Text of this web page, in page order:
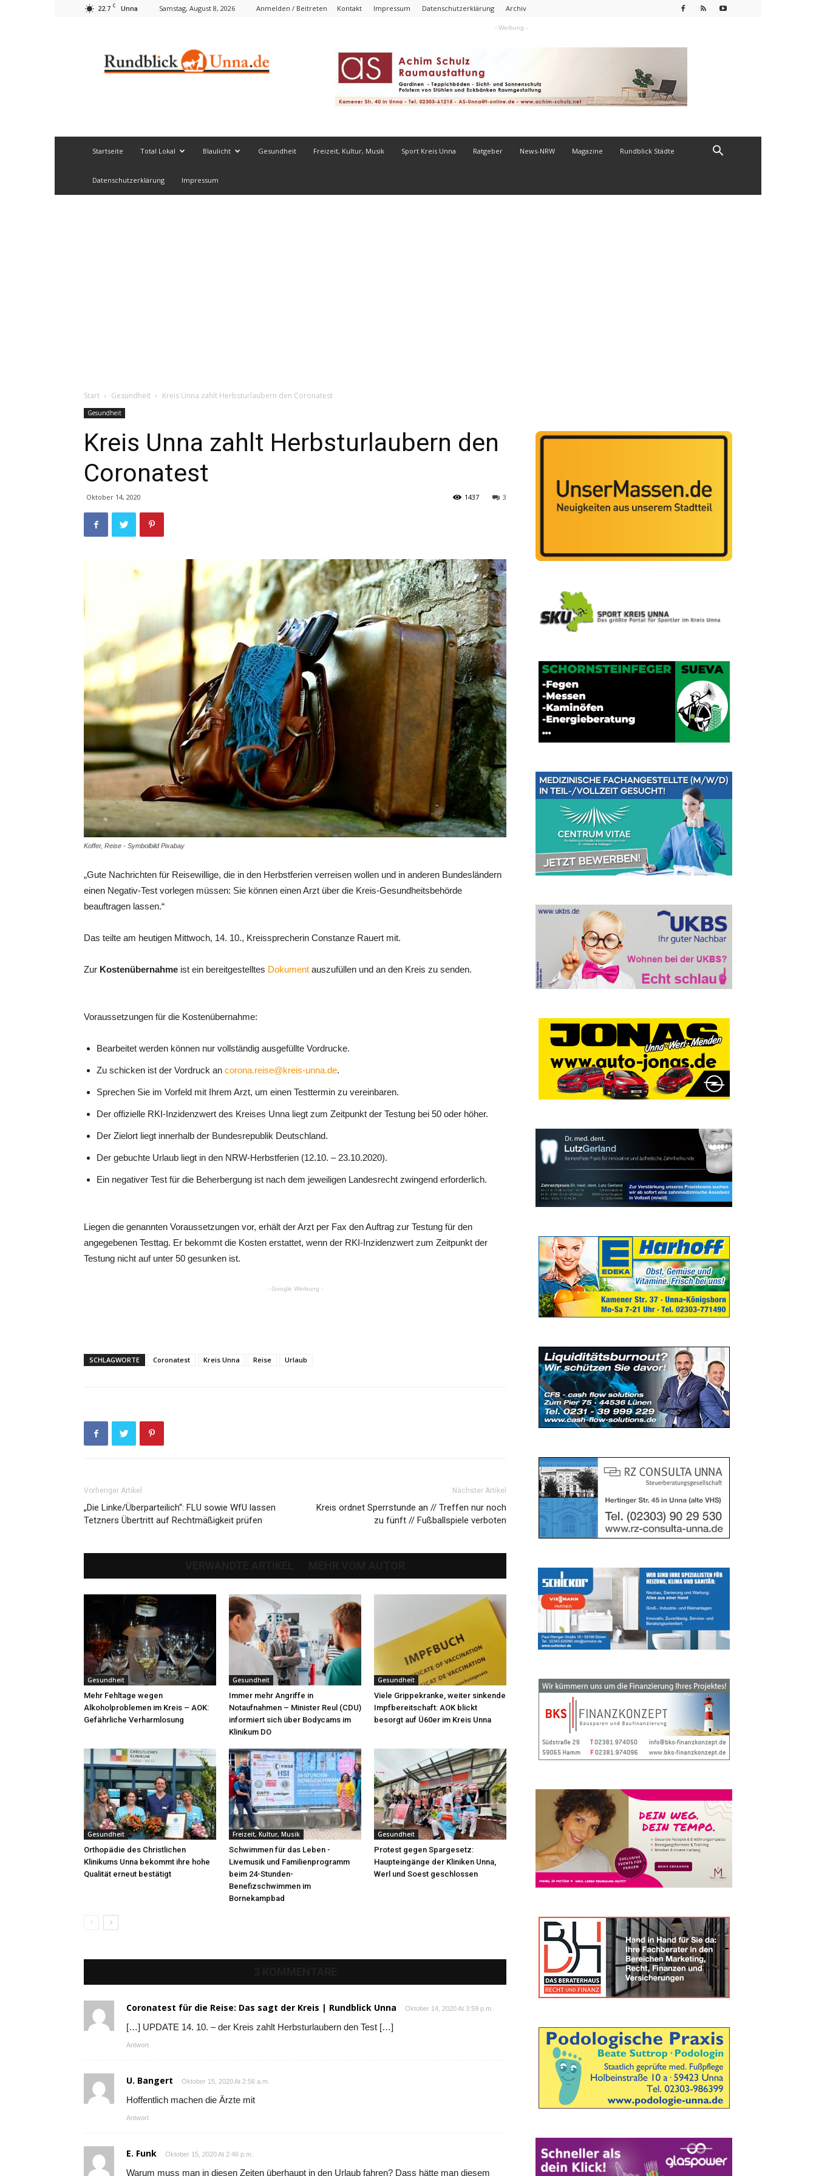
22.7 C Unna Samstag, August 8, 2026 Anmelden / Beitreten Kontakt Impressum Datenschutzerklärung Archiv
- Werbung -
Startseite Total Lokal Blaulicht Gesundheit Freizeit, Kultur, Musik Sport Kreis Unna Ratgeber News-NRW Magazine Rundblick Städte
Datenschutzerklärung Impressum
Start Gesundheit Kreis Unna zahlt Herbsturlaubern den Coronatest
Gesundheit
Kreis Unna zahlt Herbsturlaubern den
Coronatest
Oktober 14, 2020 3
1437
Koffer, Reise - Symbolbild Pixabay
„Gute Nachrichten für Reisewillige, die in den Herbstferien verreisen wollen und in anderen Bundesländern
einen Negativ-Test vorlegen müssen: Sie können einen Arzt über die Kreis-Gesundheitsbehörde
beauftragen lassen.“
Das teilte am heutigen Mittwoch, 14. 10., Kreissprecherin Constanze Rauert mit.
Zur Kostenübernahme ist ein bereitgestelltes Dokument auszufüllen und an den Kreis zu senden.
Voraussetzungen für die Kostenübernahme:
Bearbeitet werden können nur vollständig ausgefüllte Vordrucke.
Zu schicken ist der Vordruck an corona.reise@kreis-unna.de.
Sprechen Sie im Vorfeld mit Ihrem Arzt, um einen Testtermin zu vereinbaren.
Der offizielle RKI-Inzidenzwert des Kreises Unna liegt zum Zeitpunkt der Testung bei 50 oder höher.
Der Zielort liegt innerhalb der Bundesrepublik Deutschland.
Der gebuchte Urlaub liegt in den NRW-Herbstferien (12.10. – 23.10.2020).
Ein negativer Test für die Beherbergung ist nach dem jeweiligen Landesrecht zwingend erforderlich.
Liegen die genannten Voraussetzungen vor, erhält der Arzt per Fax den Auftrag zur Testung für den
angegebenen Testtag. Er bekommt die Kosten erstattet, wenn der RKI-Inzidenzwert zum Zeitpunkt der
Testung nicht auf unter 50 gesunken ist.
- Google Werbung -
SCHLAGWORTE Coronatest Kreis Unna Reise Urlaub
Vorheriger Artikel
„Die Linke/Überparteilich“: FLU sowie WfU lassen
Tetzners Übertritt auf Rechtmäßigkeit prüfen
Nächster Artikel
Kreis ordnet Sperrstunde an // Treffen nur noch
zu fünft // Fußballspiele verboten
Gesundheit
Mehr Fehltage wegen
Alkoholproblemen im Kreis – AOK:
Gefährliche Verharmlosung
Gesundheit
Immer mehr Angriffe in
Notaufnahmen – Minister Reul (CDU)
informiert sich über Bodycams im
Klinikum DO
Gesundheit
Viele Grippekranke, weiter sinkende
Impfbereitschaft: AOK blickt
besorgt auf Ü60er im Kreis Unna
Gesundheit
Orthopädie des Christlichen
Klinikums Unna bekommt ihre hohe
Qualität erneut bestätigt
Freizeit, Kultur, Musik
Schwimmen für das Leben -
Livemusik und Familienprogramm
beim 24-Stunden-
Benefizschwimmen im
Bornekampbad
Gesundheit
Protest gegen Spargesetz:
Haupteingänge der Kliniken Unna,
Werl und Soest geschlossen
Coronatest für die Reise: Das sagt der Kreis | Rundblick Unna Oktober 14, 2020 At 3:59 p.m.
[…] UPDATE 14. 10. – der Kreis zahlt Herbsturlaubern den Test […]
Antwort
U. Bangert Oktober 15, 2020 At 2:56 a.m.
Hoffentlich machen die Ärzte mit
Antwort
E. Funk Oktober 15, 2020 At 2:46 p.m.
Warum muss man in diesen Zeiten überhaupt in den Urlaub fahren? Dass hätte man diesem